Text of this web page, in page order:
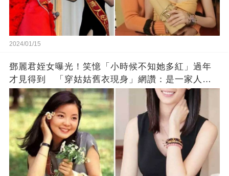
2024/01/15
鄧麗君姪女曝光！笑憶「小時候不知她多紅」過年
才見得到 「穿姑姑舊衣現身」網讚：是一家人沒
錯!